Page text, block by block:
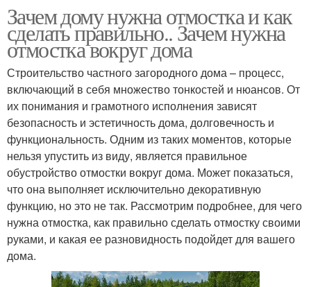
Зачем дому нужна отмостка и как
сделать правильно.. Зачем нужна
отмостка вокруг дома
Строительство частного загородного дома – процесс,
включающий в себя множество тонкостей и нюансов. От
их понимания и грамотного исполнения зависят
безопасность и эстетичность дома, долговечность и
функциональность. Одним из таких моментов, которые
нельзя упустить из виду, является правильное
обустройство отмостки вокруг дома. Может показаться,
что она выполняет исключительно декоративную
функцию, но это не так. Рассмотрим подробнее, для чего
нужна отмостка, как правильно сделать отмостку своими
руками, и какая ее разновидность подойдет для вашего
дома.